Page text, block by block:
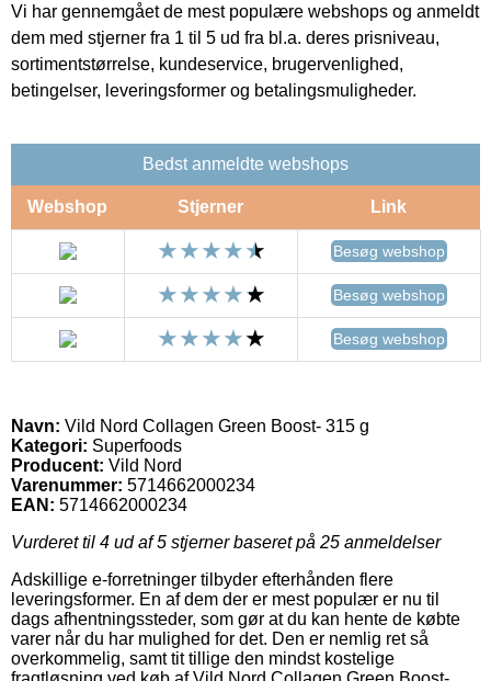
Vi har gennemgået de mest populære webshops og anmeldt
dem med stjerner fra 1 til 5 ud fra bl.a. deres prisniveau,
sortimentstørrelse, kundeservice, brugervenlighed,
betingelser, leveringsformer og betalingsmuligheder.
Bedst anmeldte webshops
Webshop Stjerner Link
Besøg webshop
Besøg webshop
Besøg webshop
Navn: Vild Nord Collagen Green Boost- 315 g
Kategori: Superfoods
Producent: Vild Nord
Varenummer: 5714662000234
EAN: 5714662000234
Vurderet til 4 ud af 5 stjerner baseret på 25 anmeldelser
Adskillige e-forretninger tilbyder efterhånden flere
leveringsformer. En af dem der er mest populær er nu til
dags afhentningssteder, som gør at du kan hente de købte
varer når du har mulighed for det. Den er nemlig ret så
overkommelig, samt tit tillige den mindst kostelige